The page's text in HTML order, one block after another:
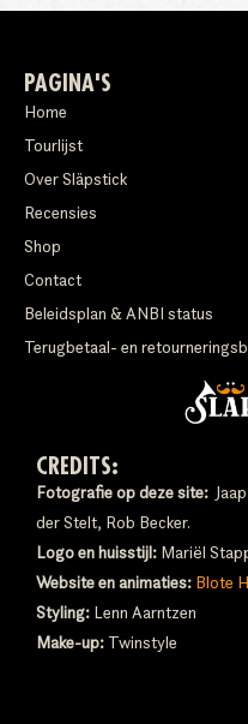
PAGINA'S
Home
Tourlijst
Over Släpstick
Recensies
Shop
Contact
Beleidsplan & ANBI status
Terugbetaal- en
CREDITS:
Fotografie op deze site:
der Stelt, Rob Becker.
Logo en huisstijl: Mariël
Website en animaties: Blote
Styling: Lenn Aarntzen
Make-up: Twinstyle